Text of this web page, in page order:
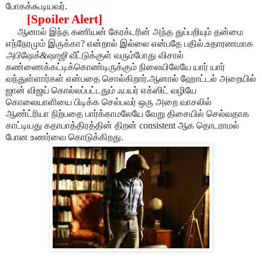
போகக்கூடியவர்.
[Spoiler Alert]
ஆனால் இந்த கணியன் கேரக்டரின் அந்த துப்பறியும் தன்மை
எந்நேரமும் இருக்கா? என்றால் இல்லை என்பதே பதில்.உதாரணமாக
அபிஷேக்&ஷாஜி வீட்டுக்குள் வரும்போது விசால்
கண்ணைக்கட்டிக்கொண்டிருக்கும் நிலையிலேயே யார் யார்
வந்துள்ளார்கள் என்பதை சொல்கிறார்.ஆனால் ஹோட்டல் அறையில்
ஜான் விஜய் கொல்லப்பட்டதும் ஃபயர் எக்ஸிட் வழியே
கொலையாளியை பிடிக்க செல்பவர் ஒரு அறை வாசலில்
ஆண்ட்ரியா நிற்பதை பார்க்காமலேயே வேறு திசையில் செல்வதாக
காட்டியது கதாபாத்திரத்தின் திறன் consistent ஆக தொடராமல்
போன உணர்வை கொடுக்கிறது.